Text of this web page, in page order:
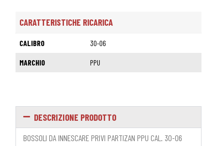
CARATTERISTICHE RICARICA
CALIBRO 30-06
MARCHIO PPU
DESCRIZIONE PRODOTTO
BOSSOLI DA INNESCARE PRIVI PARTIZAN PPU CAL. 30-06